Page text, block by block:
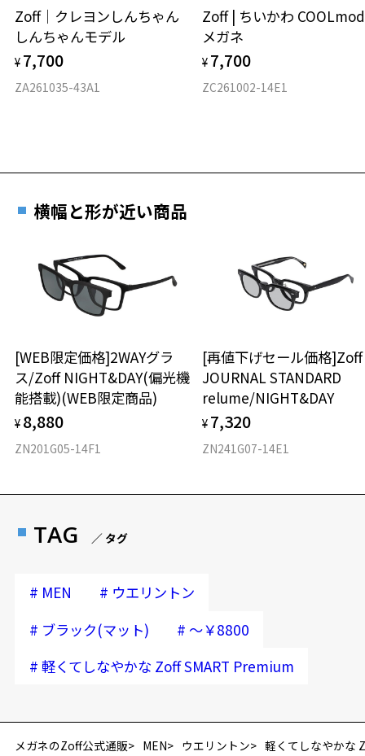
お気に入り
お気に入りに追加済です。
お気に入りリストは
こちら
材質
Zoff｜クレヨンしんちゃん
しんちゃんモデル
¥ 7,700
ZA261035-43A1
Zoff | ちいかわ
メガネ
¥ 7,700
ZC261002-14E1
横幅と形が近い商品
[WEB限定価格]2WAYグラ
ス/Zoff NIGHT&DAY(偏光機
能搭載)(WEB限定商品)
¥ 8,880
ZN201G05-14F1
[再値下げセール価格
JOURNAL STANDARD
relume/NIGHT&DAY
¥ 7,320
ZN241G07-14E1
TAG ／ タグ
# MEN # ウエリントン
# ブラック(マット) # ～￥8800
# 軽くてしなやかな Zoff SMART Premium
メガネのZoff公式通販 MEN ウエリントン 軽くてしなやかな